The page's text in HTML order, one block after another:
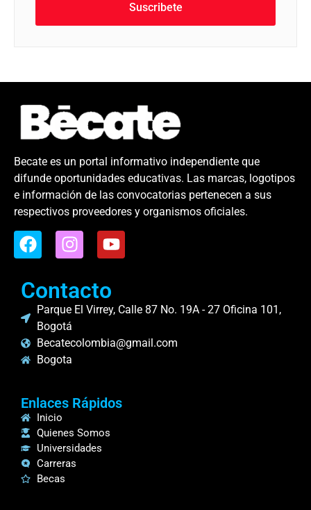
Suscribete
Becate es un portal informativo independiente que
difunde oportunidades educativas. Las marcas, logotipos
e información de las convocatorias pertenecen a sus
respectivos proveedores y organismos oficiales.
Contacto
Parque El Virrey, Calle 87 No. 19A - 27 Oficina 101,
Bogotá
Becatecolombia@gmail.com
Bogota
Enlaces Rápidos
Inicio
Quienes Somos
Universidades
Carreras
Becas